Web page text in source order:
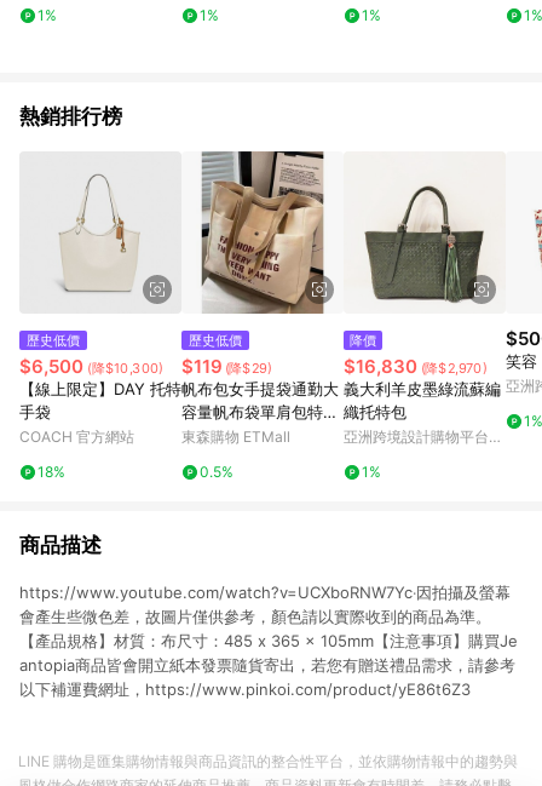
1% 1% 1% 1%
熱銷排行榜
歷史低價
$6,500 (降$10,300)
【線上限定】DAY 托特
手袋
COACH 官方網站
18%
歷史低價
$119 (降$29)
帆布包女手提袋通勤大
容量帆布袋單肩包特大
號2025帆布袋結實包
東森購物 ETMall
0.5%
降價
$16,830 (降$2,970)
義大利羊皮墨綠流蘇編
織托特包
亞洲跨境設計購物平台
1%
笑容
亞洲
1%
商品描述
https://www.youtube.com/watch?v=UCXboRNW7Yc‧因拍攝及螢幕
會產生些微色差，故圖片僅供參考，顏色請以實際收到的商品為準。
【產品規格】材質：布尺寸：485 x 365 x 105mm【注意事項】購買Je
antopia商品皆會開立紙本發票隨貨寄出，若您有贈送禮品需求，請參考
以下補運費網址，https://www.pinkoi.com/product/yE86t6Z3
LINE 購物是匯集購物情報與商品資訊的整合性平台，並依購物情報中的趨勢與